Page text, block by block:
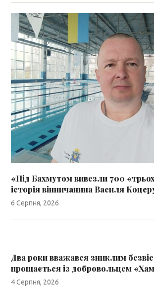
«Під Бахмутом вивезли 700
історія вінничанина Василя
6 Серпня, 2026
Два роки вважався зниклим
прощається із добровольцем
4 Серпня, 2026